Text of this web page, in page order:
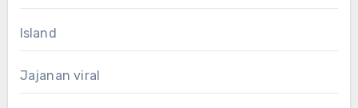
Island
Jajanan viral